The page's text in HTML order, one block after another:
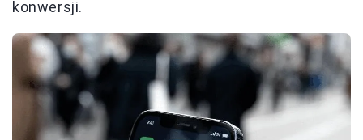
konwersji.